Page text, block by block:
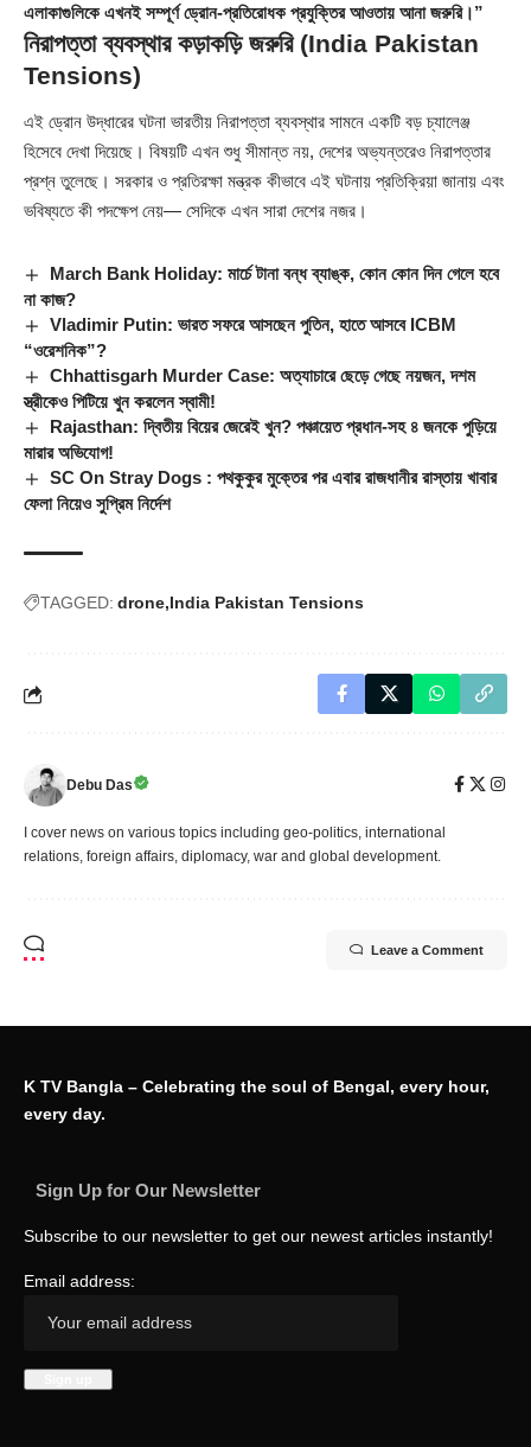
এলাকাগুলিকে এখনই সম্পূর্ণ ড্রোন-প্রতিরোধক প্রযুক্তির আওতায় আনা জরুরি।”
নিরাপত্তা ব্যবস্থার কড়াকড়ি জরুরি (India Pakistan
Tensions)
এই ড্রোন উদ্ধারের ঘটনা ভারতীয় নিরাপত্তা ব্যবস্থার সামনে একটি বড় চ্যালেঞ্জ
হিসেবে দেখা দিয়েছে। বিষয়টি এখন শুধু সীমান্ত নয়, দেশের অভ্যন্তরেও নিরাপত্তার
প্রশ্ন তুলেছে। সরকার ও প্রতিরক্ষা মন্ত্রক কীভাবে এই ঘটনায় প্রতিক্রিয়া জানায় এবং
ভবিষ্যতে কী পদক্ষেপ নেয়— সেদিকে এখন সারা দেশের নজর।
March Bank Holiday: মার্চে টানা বন্ধ ব্যাঙ্ক, কোন কোন দিন গেলে হবে
না কাজ?
Vladimir Putin: ভারত সফরে আসছেন পুতিন, হাতে আসবে ICBM
“ওরেশনিক”?
Chhattisgarh Murder Case: অত্যাচারে ছেড়ে গেছে নয়জন, দশম
স্ত্রীকেও পিটিয়ে খুন করলেন স্বামী!
Rajasthan: দ্বিতীয় বিয়ের জেরেই খুন? পঞ্চায়েত প্রধান-সহ ৪ জনকে পুড়িয়ে
মারার অভিযোগ!
SC On Stray Dogs : পথকুকুর মুক্তের পর এবার রাজধানীর রাস্তায় খাবার
ফেলা নিয়েও সুপ্রিম নির্দেশ
TAGGED: drone India Pakistan Tensions
Debu Das
I cover news on various topics including geo-politics, international
relations, foreign affairs, diplomacy, war and global development.
Leave a Comment
K TV Bangla – Celebrating the soul of Bengal, every hour,
every day.
Sign Up for Our Newsletter
Subscribe to our newsletter to get our newest articles instantly!
Email address: